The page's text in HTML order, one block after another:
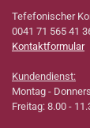
Tefefonischer
0041 71 565 41
Kontaktformular
Kundendienst:
Montag -
Freitag: 8.00 -